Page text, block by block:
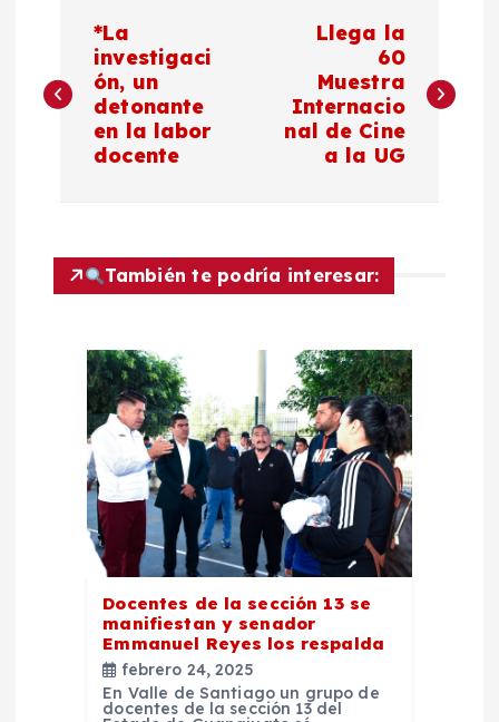
a
v
a
*La
investigaci
ón, un
detonante
en la labor
docente
Llega la
60
Muestra
Internacio
nal de Cine
a la UG
También te podría interesar:
Docentes de la sección 13 se
manifiestan y senador
Emmanuel Reyes los respalda
febrero 24, 2025
En Valle de Santiago un grupo de
docentes de la sección 13 del